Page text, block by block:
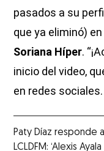
pasados a su
que ya eliminó)
Soriana Híper.
inicio del video,
en redes sociales.
Paty Díaz responde
LCLDFM: ‘Alexis